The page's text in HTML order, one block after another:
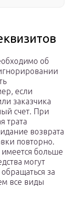
об
если
заказчика
счет. При
трата
возврата
повторно.
больше
могут
за
все виды